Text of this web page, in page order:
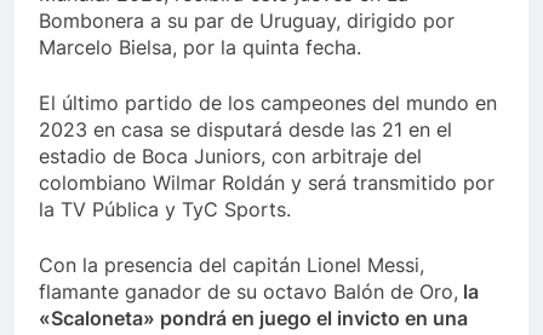
Bombonera a su par de Uruguay, dirigido por
Marcelo Bielsa, por la quinta fecha.
El último partido de los campeones del mundo en
2023 en casa se disputará desde las 21 en el
estadio de Boca Juniors, con arbitraje del
colombiano Wilmar Roldán y será transmitido por
la TV Pública y TyC Sports.
Con la presencia del capitán Lionel Messi,
flamante ganador de su octavo Balón de Oro, la
«Scaloneta» pondrá en juego el invicto en una